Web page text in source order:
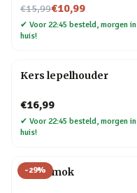
€15,99
Nu voor€10,99
✔ Voor 22:45 besteld, morgen in
huis!
Kers lepelhouder
€16,99
✔ Voor 22:45 besteld, morgen in
huis!
-29%
Taart mok